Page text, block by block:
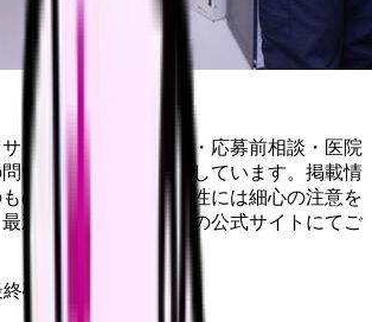
サイトは自社求人通知・応募前相談・医院
い合わせ導線を設置しています。掲載情
のです。記事の正確性には細心の注意を
新情報は各サービスの公式サイトにてご
確認: 2026年4月20日